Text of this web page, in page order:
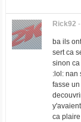
Rick92 -
ba ils
sert ca
sinon
:lol: nan
fasse
ca